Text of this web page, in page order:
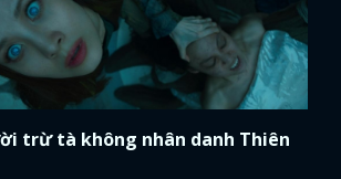
trừ tà không nhân danh Thiên